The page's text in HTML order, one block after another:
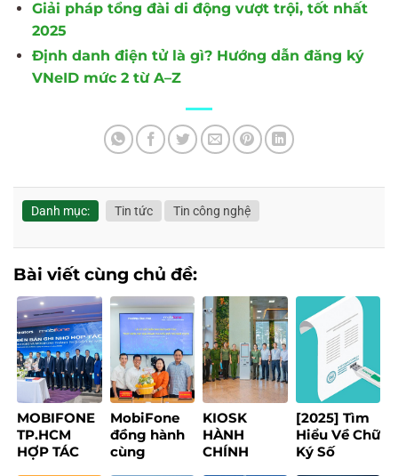
Giải pháp tổng đài di động vượt trội, tốt nhất
2025
Định danh điện tử là gì? Hướng dẫn đăng ký
VNeID mức 2 từ A–Z
Danh mục: Tin tức Tin công nghệ
Bài viết cùng chủ đề:
MOBIFONE
TP.HCM
HỢP TÁC
MobiFone
đồng hành
cùng
KIOSK
HÀNH
CHÍNH
[2025] Tìm
Hiểu Về Chữ
Ký Số